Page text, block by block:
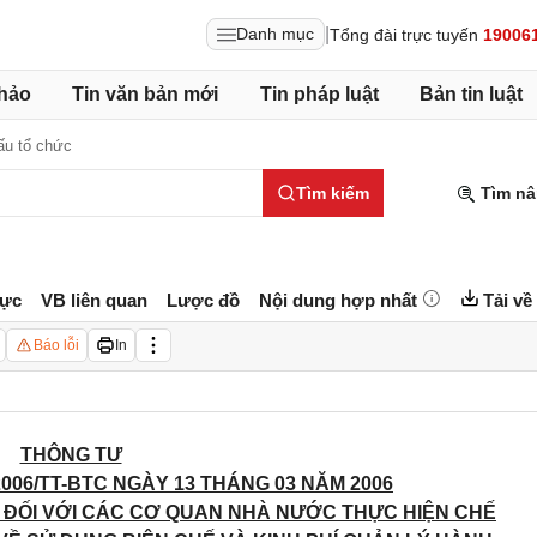
Danh mục Tổng đài trực tuyến
Tin văn bản mới Tin pháp luật Bản tin luật
tổ chức
Tìm kiếm Tìm
VB liên quan Lược đồ Nội dung hợp nhất Tải về
Báo lỗi In
THÔNG TƯ
TT-BTC NGÀY 13 THÁNG 03 NĂM 2006
VỚI CÁC CƠ QUAN NHÀ NƯỚC THỰC HIỆN CHẾ